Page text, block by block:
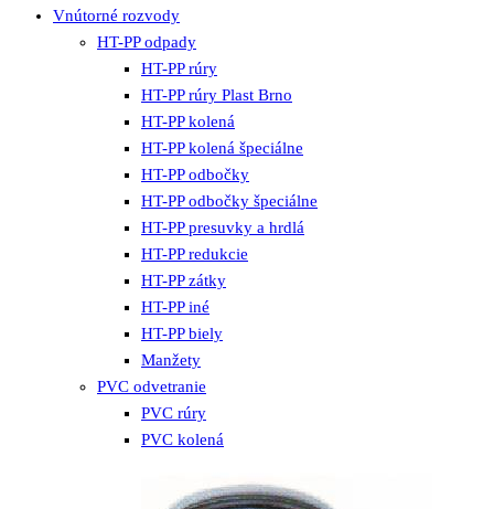
Vnútorné rozvody
HT-PP odpady
HT-PP rúry
HT-PP rúry Plast Brno
HT-PP kolená
HT-PP kolená špeciálne
HT-PP odbočky
HT-PP odbočky špeciálne
HT-PP presuvky a hrdlá
HT-PP redukcie
HT-PP zátky
HT-PP iné
HT-PP biely
Manžety
PVC odvetranie
PVC rúry
PVC kolená